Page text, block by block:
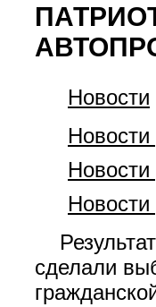
Новости
Новости
Новости
сделали